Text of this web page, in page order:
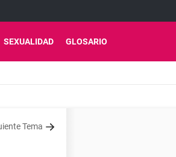
SEXUALIDAD GLOSARIO
Tema